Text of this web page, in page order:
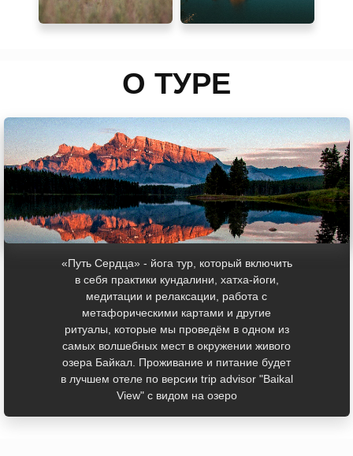
«Путь Cердца» - йога тур, который включить
в себя практики кундалини, хатха-йоги,
медитации и релаксации, работа с
метафорическими картами и другие
ритуалы, которые мы проведём в одном из
самых волшебных мест в окружении живого
озера Байкал. Проживание и питание будет
в лучшем отеле по версии trip advisor "Baikal
View" с видом на озеро
О ТУРЕ